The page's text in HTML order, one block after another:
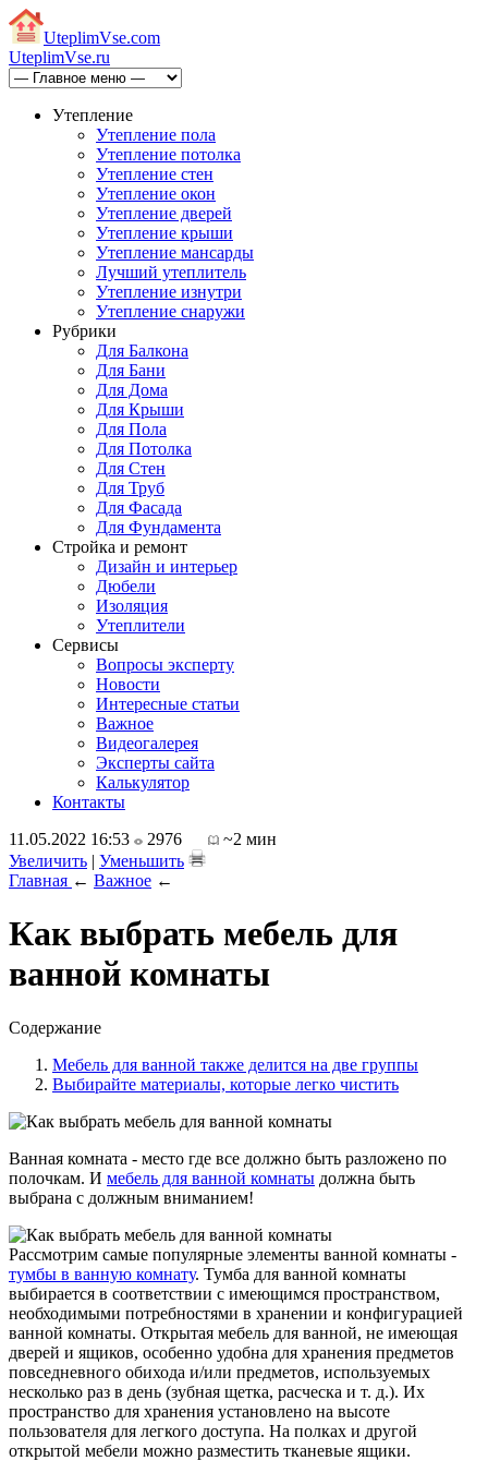
UteplimVse.com
UteplimVse.ru
Утепление
Утепление пола
Утепление потолка
Утепление стен
Утепление окон
Утепление дверей
Утепление крыши
Утепление мансарды
Лучший утеплитель
Утепление изнутри
Утепление снаружи
Рубрики
Для Балкона
Для Бани
Для Дома
Для Крыши
Для Пола
Для Потолка
Для Стен
Для Труб
Для Фасада
Для Фундамента
Стройка и ремонт
Дизайн и интерьер
Дюбели
Изоляция
Утеплители
Сервисы
Вопросы эксперту
Новости
Интересные статьи
Важное
Видеогалерея
Эксперты сайта
Калькулятор
Контакты
11.05.2022 16:53
2976
~2 мин
Увеличить | Уменьшить
Главная ← Важное ←
Как выбрать мебель для
ванной комнаты
Содержание
Мебель для ванной также делится на две группы
Выбирайте материалы, которые легко чистить
Ванная комната - место где все должно быть разложено по
полочкам. И мебель для ванной комнаты должна быть
выбрана с должным вниманием!
Рассмотрим самые популярные элементы ванной комнаты -
тумбы в ванную комнату. Тумба для ванной комнаты
выбирается в соответствии с имеющимся пространством,
необходимыми потребностями в хранении и конфигурацией
ванной комнаты. Открытая мебель для ванной, не имеющая
дверей и ящиков, особенно удобна для хранения предметов
повседневного обихода и/или предметов, используемых
несколько раз в день (зубная щетка, расческа и т. д.). Их
пространство для хранения установлено на высоте
пользователя для легкого доступа. На полках и другой
открытой мебели можно разместить тканевые ящики.